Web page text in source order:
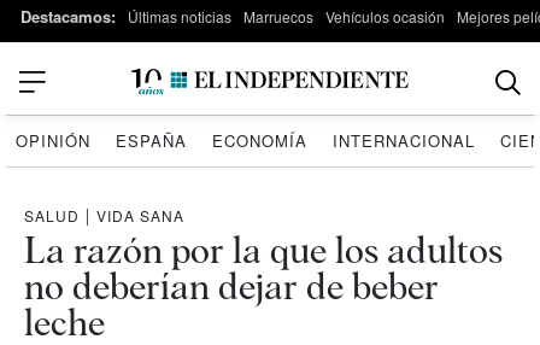
Destacamos: Últimas noticias Marruecos Vehículos ocasión Mejores
OPINIÓN ESPAÑA ECONOMÍA INTERNACIONAL
SALUD | VIDA SANA
La razón por la que los adultos
no deberían dejar de beber
leche